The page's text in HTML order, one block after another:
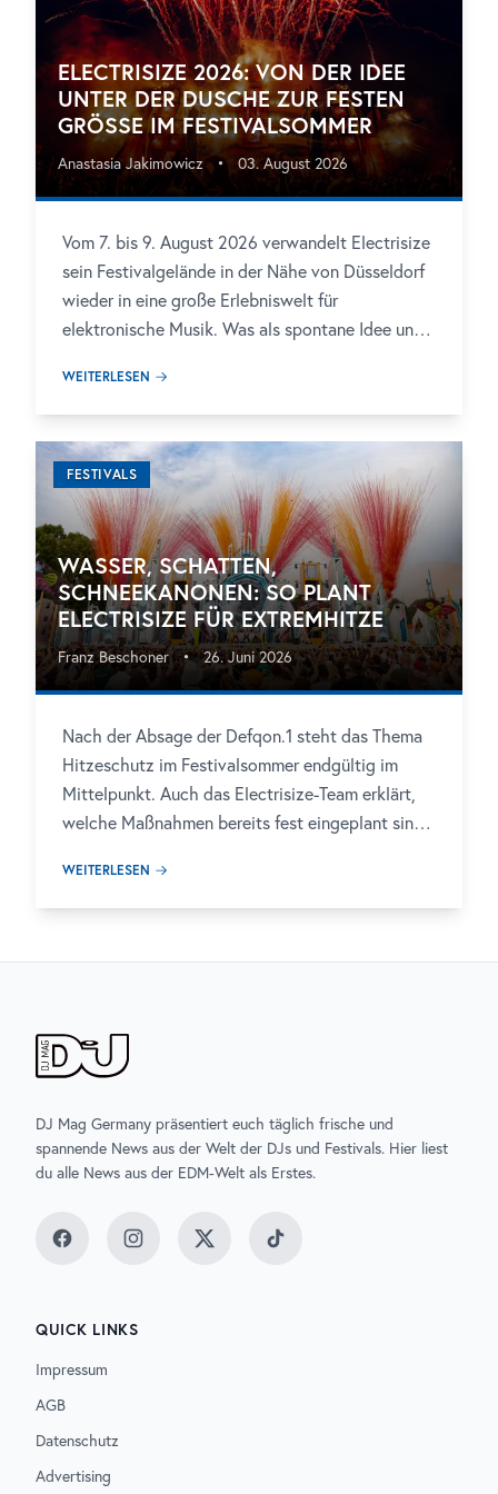
ELECTRISIZE 2026: VON DER IDEE
UNTER DER DUSCHE ZUR FESTEN
GRÖSSE IM FESTIVALSOMMER
Anastasia Jakimowicz • 03. August 2026
Vom 7. bis 9. August 2026 verwandelt Electrisize
sein Festivalgelände in der Nähe von Düsseldorf
wieder in eine große Erlebniswelt für
elektronische Musik. Was als spontane Idee unter
Größen im deutschen Festivalsommer. In diesem
Jahr feiern gleich zwei Bühnen Jubiläum: Die
HARDSIZE Stage wird zehn Jahre alt, die Tapuya
Stage blickt bereits auf 15 Jahre
Festivalgeschichte zurück.
WEITERLESEN
FESTIVALS
WASSER, SCHATTEN,
SCHNEEKANONEN: SO PLANT
ELECTRISIZE FÜR EXTREMHITZE
Franz Beschoner • 26. Juni 2026
Nach der Absage der Defqon.1 steht das Thema
Hitzeschutz im Festivalsommer endgültig im
Mittelpunkt. Auch das Electrisize-Team erklärt,
welche Maßnahmen bereits fest eingeplant sind
extremer Hitze greifen könnten.
WEITERLESEN
DJ Mag Germany präsentiert euch täglich frische und
spannende News aus der Welt der DJs und Festivals. Hier liest
du alle News aus der EDM-Welt als Erstes.
FacebookInstagramTwitter TikTok
QUICK LINKS
Impressum
AGB
Datenschutz
Advertising